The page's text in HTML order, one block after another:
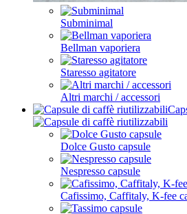
Subminimal
Bellman vaporiera
Staresso agitatore
Altri marchi / accessori
Dolce Gusto capsule
Nespresso capsule
Cafissimo, Caffitaly, K-fee